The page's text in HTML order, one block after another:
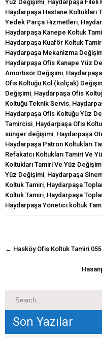
Yüz Değişimi, Haydarpaşa Fileli
Haydarpaşa Hastane Koltukları
Yedek Parça Hizmetleri,
Haydarpaşa Kanepe Koltuk
Haydarpaşa Kuaför Koltuk
Haydarpaşa Mekanizma
Haydarpaşa Ofis Kanape Yüz
Amortisör Değişimi,
Ofis Koltuğu Kol (kolçak)
Değişimi, Haydarpaşa Ofis
Koltuğu Teknik Servis,
Haydarpaşa Ofis Koltuğu Yüz
Tamircisi, Haydarpaşa Ofis
sünger değişimi, Haydarpaşa
Haydarpaşa Patron Koltukları
Refakatcı Koltukları Tamiri Ve
Koltukları Tamiri Ve Yüz
Yüz Değişimi, Haydarpaşa
Koltuk Tamiri, Haydarpaşa
Koltuk Tamiri, Haydarpaşa
Haydarpaşa Yönetici koltuk
navigasyon
← Hasköy Ofis Koltuk Tamiri
Son Yazılar